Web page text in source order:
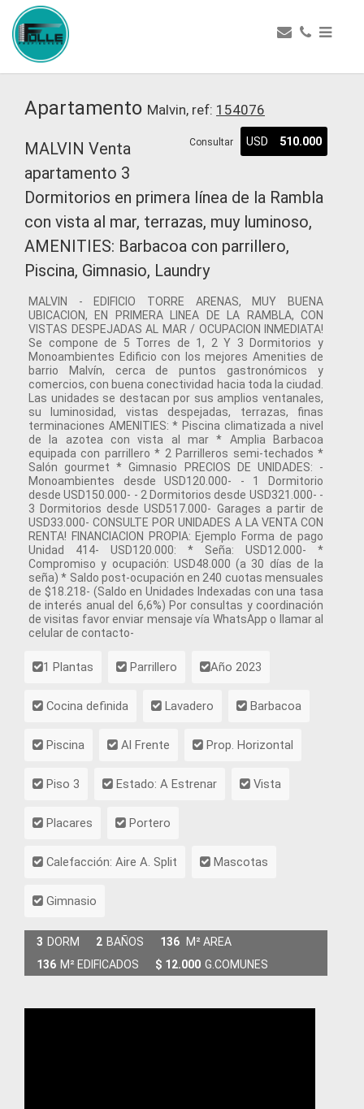
Apartamento Malvin, ref: 154076
Consultar USD 510.000
MALVIN Venta
apartamento 3
Dormitorios en primera línea de la Rambla
con vista al mar, terrazas, muy luminoso,
AMENITIES: Barbacoa con parrillero,
Piscina, Gimnasio, Laundry
MALVIN - EDIFICIO TORRE ARENAS, MUY BUENA
UBICACION, EN PRIMERA LINEA DE LA RAMBLA, CON
VISTAS DESPEJADAS AL MAR / OCUPACION INMEDIATA!
Se compone de 5 Torres de 1, 2 Y 3 Dormitorios y
Monoambientes Edificio con los mejores Amenities de
barrio Malvín, cerca de puntos gastronómicos y
comercios, con buena conectividad hacia toda la ciudad.
Las unidades se destacan por sus amplios ventanales,
su luminosidad, vistas despejadas, terrazas, finas
terminaciones AMENITIES: * Piscina climatizada a nivel
de la azotea con vista al mar * Amplia Barbacoa
equipada con parrillero * 2 Parrilleros semi-techados *
Salón gourmet * Gimnasio PRECIOS DE UNIDADES: -
Monoambientes desde USD120.000- - 1 Dormitorio
desde USD150.000- - 2 Dormitorios desde USD321.000- -
3 Dormitorios desde USD517.000- Garages a partir de
USD33.000- CONSULTE POR UNIDADES A LA VENTA CON
RENTA! FINANCIACION PROPIA: Ejemplo Forma de pago
Unidad 414- USD120.000: * Seña: USD12.000- *
Compromiso y ocupación: USD48.000 (a 30 días de la
seña) * Saldo post-ocupación en 240 cuotas mensuales
de $18.218- (Saldo en Unidades Indexadas con una tasa
de interés anual del 6,6%) Por consultas y coordinación
de visitas favor enviar mensaje vía WhatsApp o llamar al
celular de contacto-
1 Plantas Parrillero Año 2023
Cocina definida Lavadero Barbacoa
Piscina Al Frente Prop. Horizontal
Piso 3 Estado: A Estrenar Vista
Placares Portero
Calefacción: Aire A. Split Mascotas
Gimnasio
3 DORM 2 BAÑOS 136
M² AREA
136 M² EDIFICADOS $ 12.000 G.COMUNES